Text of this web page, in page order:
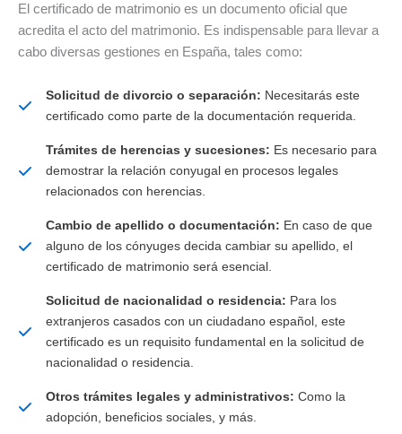
El certificado de matrimonio es un documento oficial que
acredita el acto del matrimonio. Es indispensable para llevar a
cabo diversas gestiones en España, tales como:
Solicitud de divorcio o separación: Necesitarás este
certificado como parte de la documentación requerida.
Trámites de herencias y sucesiones: Es necesario para
demostrar la relación conyugal en procesos legales
relacionados con herencias.
Cambio de apellido o documentación: En caso de que
alguno de los cónyuges decida cambiar su apellido, el
certificado de matrimonio será esencial.
Solicitud de nacionalidad o residencia: Para los
extranjeros casados con un ciudadano español, este
certificado es un requisito fundamental en la solicitud de
nacionalidad o residencia.
Otros trámites legales y administrativos: Como la
adopción, beneficios sociales, y más.